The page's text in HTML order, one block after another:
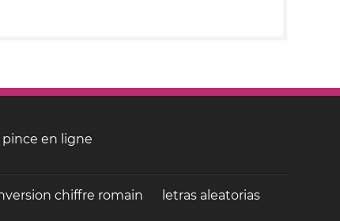
pince en ligne
chiffre romain letras aleatorias